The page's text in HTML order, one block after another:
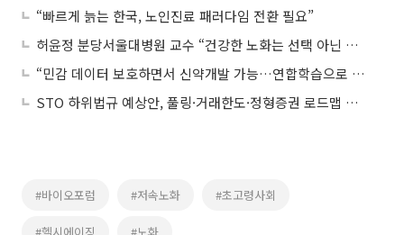
“빠르게 늙는 한국, 노인진료 패러다임 전환 필요”
허윤정 분당서울대병원 교수 “건강한 노화는 선택 아닌 필수”
“민감 데이터 보호하면서 신약개발 가능…연합학습으로 글로벌 협력”
STO 하위법규 예상안, 풀링·거래한도·정형증권 로드맵 제시
#바이오포럼 #저속노화 #초고령사회